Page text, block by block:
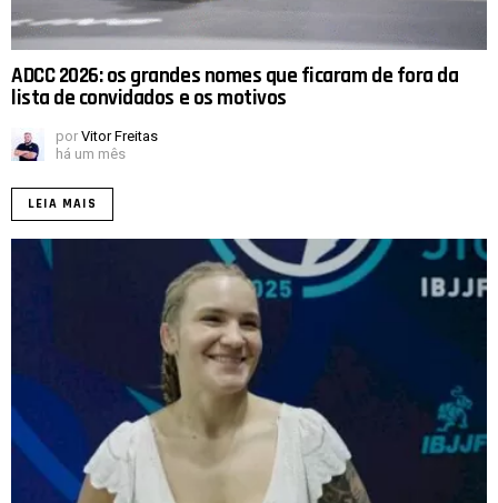
ADCC 2026: os grandes nomes que ficaram de fora da
lista de convidados e os motivos
por Vitor Freitas
há um mês
LEIA MAIS